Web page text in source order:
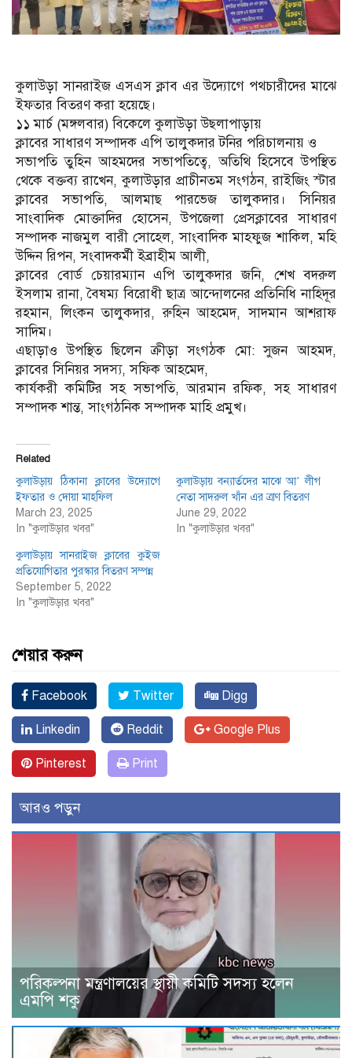
কুলাউড়া সানরাইজ এসএস ক্লাব এর উদ্যোগে পথচারীদের মাঝে
ইফতার বিতরণ করা হয়েছে।
১১ মার্চ (মঙ্গলবার) বিকেলে কুলাউড়া উছলাপাড়ায়
ক্লাবের সাধারণ সম্পাদক এপি তালুকদার টনির পরিচালনায় ও
সভাপতি তুহিন আহমদের সভাপতিত্বে, অতিথি হিসেবে উপস্থিত
থেকে বক্তব্য রাখেন, কুলাউড়ার প্রাচীনতম সংগঠন, রাইজিং স্টার
ক্লাবের সভাপতি, আলমাছ পারভেজ তালুকদার। সিনিয়র
সাংবাদিক মোক্তাদির হোসেন, উপজেলা প্রেসক্লাবের সাধারণ
সম্পাদক নাজমুল বারী সোহেল, সাংবাদিক মাহফুজ শাকিল, মহি
উদ্দিন রিপন, সংবাদকর্মী ইব্রাহীম আলী,
ক্লাবের বোর্ড চেয়ারম্যান এপি তালুকদার জনি, শেখ বদরুল
ইসলাম রানা, বৈষম্য বিরোধী ছাত্র আন্দোলনের প্রতিনিধি নাহিদূর
রহমান, লিংকন তালুকদার, রুহিন আহমেদ, সাদমান আশরাফ
সাদিম।
এছাড়াও উপস্থিত ছিলেন ক্রীড়া সংগঠক মো: সুজন আহমদ,
ক্লাবের সিনিয়র সদস্য, সফিক আহমেদ,
কার্যকরী কমিটির সহ সভাপতি, আরমান রফিক, সহ সাধারণ
সম্পাদক শান্ত, সাংগঠনিক সম্পাদক মাহি প্রমুখ।
Related
কুলাউড়ায় ঠিকানা ক্লাবের উদ্যোগে
ইফতার ও দোয়া মাহফিল
March 23, 2025
In "কুলাউড়ার খবর"
কুলাউড়ায় বন্যার্তদের মাঝে আ’ লীগ
নেতা সাদরুল খাঁন এর ত্রাণ বিতরণ
June 29, 2022
In "কুলাউড়ার খবর"
কুলাউড়ায় সানরাইজ ক্লাবের কুইজ
প্রতিযোগিতার পুরস্কার বিতরণ সম্পন্ন
September 5, 2022
In "কুলাউড়ার খবর"
শেয়ার করুন
Facebook Twitter Digg
Linkedin Reddit Google Plus
Pinterest Print
আরও পড়ুন
পরিকল্পনা মন্ত্রণালয়ের স্থায়ী কমিটি সদস্য হলেন
এমপি শকু